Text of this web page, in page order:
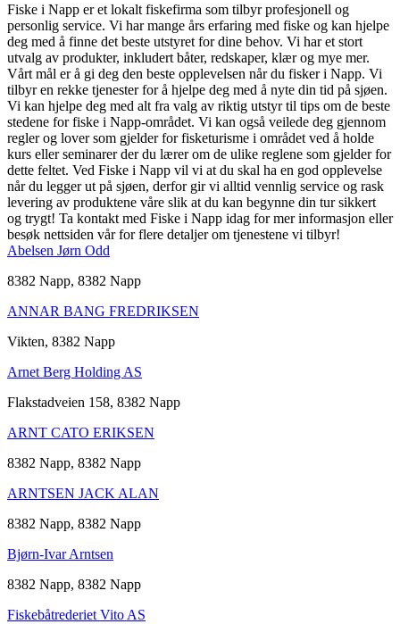
Fiske i Napp er et lokalt fiskefirma som tilbyr profesjonell og
personlig service. Vi har mange års erfaring med fiske og kan hjelpe
deg med å finne det beste utstyret for dine behov. Vi har et stort
utvalg av produkter, inkludert båter, redskaper, klær og mye mer.
Vårt mål er å gi deg den beste opplevelsen når du fisker i Napp. Vi
tilbyr en rekke tjenester for å hjelpe deg med å nyte din tid på sjøen.
Vi kan hjelpe deg med alt fra valg av riktig utstyr til tips om de beste
stedene for fiske i Napp-området. Vi kan også veilede deg gjennom
regler og lover som gjelder for fisketurisme i området ved å holde
kurs eller seminarer der du lærer om de ulike reglene som gjelder for
dette feltet. Ved Fiske i Napp vil vi at du skal ha en god opplevelse
når du legger ut på sjøen, derfor gir vi alltid vennlig service og rask
levering av produktene våre slik at du kan begynne din tur sikkert
og trygt! Ta kontakt med Fiske i Napp idag for mer informasjon eller
besøk nettsiden vår for flere detaljer om tjenestene vi tilbyr!
Abelsen Jørn Odd
8382 Napp, 8382 Napp
ANNAR BANG FREDRIKSEN
Vikten, 8382 Napp
Arnet Berg Holding AS
Flakstadveien 158, 8382 Napp
ARNT CATO ERIKSEN
8382 Napp, 8382 Napp
ARNTSEN JACK ALAN
8382 Napp, 8382 Napp
Bjørn-Ivar Arntsen
8382 Napp, 8382 Napp
Fiskebåtrederiet Vito AS